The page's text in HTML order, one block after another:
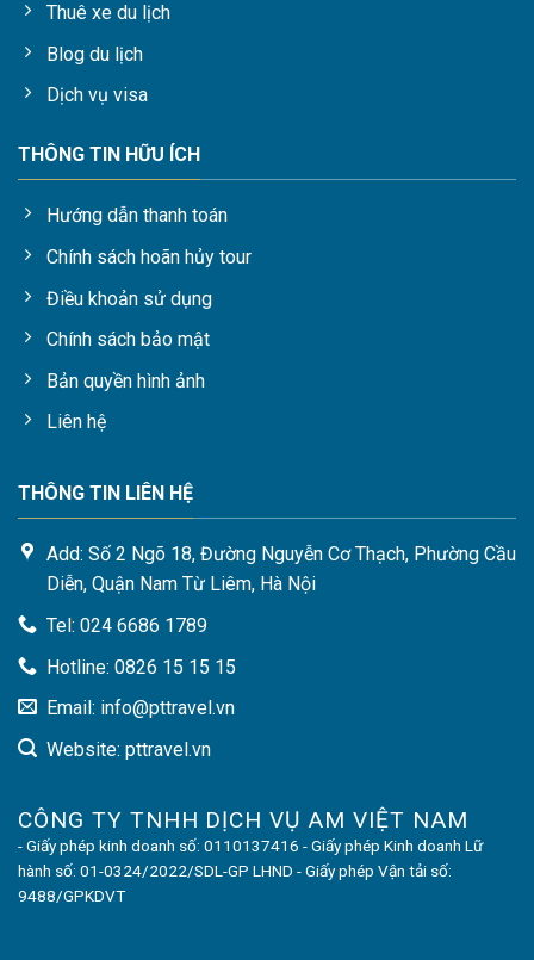
Thuê xe du lịch
Blog du lịch
Dịch vụ visa
THÔNG TIN HỮU ÍCH
Hướng dẫn thanh toán
Chính sách hoãn hủy tour
Điều khoản sử dụng
Chính sách bảo mật
Bản quyền hình ảnh
Liên hệ
THÔNG TIN LIÊN HỆ
Add: Số 2 Ngõ 18, Đường Nguyễn Cơ Thạch, Phường Cầu
Diễn, Quận Nam Từ Liêm, Hà Nội
Tel: 024 6686 1789
Hotline: 0826 15 15 15
Email: info@pttravel.vn
Website: pttravel.vn
CÔNG TY TNHH DỊCH VỤ AM VIỆT NAM
- Giấy phép kinh doanh số: 0110137416 - Giấy phép Kinh doanh Lữ
hành số: 01-0324/2022/SDL-GP LHND - Giấy phép Vận tải số:
9488/GPKDVT